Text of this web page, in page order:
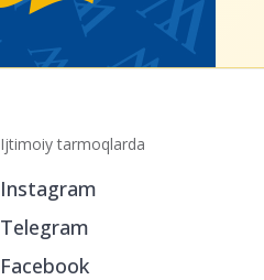
Ijtimoiy tarmoqlarda
Instagram
Telegram
Facebook